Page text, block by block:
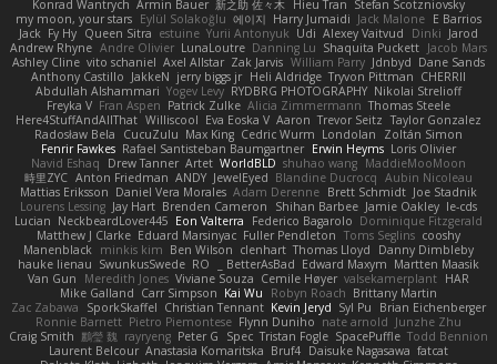
Stefan Scotzniovsky
Hieu Tran
新之助 佐々木
Armin Bauer
Konrad Wantrych
E Barrios
Jack Malone
Harry Jumaidi
에이지
Eylül Solakoğlu
my moon, your stars
Jarod
Dinki
Alexey Vaitvud
Udi
Yurii Antonyuk
estuine
Queen Sitra
Fy Hy
Jack
Jacob Mars
Shaquita Puckett
Danning Lu
LunaLoutre
Andre Olivier
Andrew Rhyne
Dane Sands
Jdnbyd
William Parry
Zak Jarvis
Axel Allstar
vito schaniel
Ashley Cline
CHERRII
Tryvon Pittman
Heli Aldridge
jerry biggs jr
JakkeN
Anthony Castillo
Nikolai Strelioff
RYDBRG PHOTOGRAPHY
Yogev Levy
Abdullah Alshammari
Thomas Steele
Alicia Zimmermann
Patrick Zulke
Fran Aspen
Freyka V
Taylor Gonzalez
Trevor Seitz
Aaron
Eva Eoska V
Williscool
Here4StuffAndAllThat
Zoltán Simon
Londolan
Cedric Wurm
Max King
CucuZulu
Radosław Bela
Loris Olivier
Erwin Heyms
Rafael Santisteban Baumgartner
Fenrir Fawkes
MaddieMooMoon
shuhao wang
WorldBLD
Artet
Drew Tanner
Navid Eshaq
Aubin Nicoleau
Blandine Ducrocq
JewelEyed
ANDY
Anton Friedman
時里ZYC
Joe Stadnik
Brett Schmidt
Adam Derenne
Daniel Vera Morales
Mattias Eriksson
le-cds
Jamie Oakley
Shihan Barbee
Brenden Cameron
Jay Hart
Lourens Lessing
Dominique Fitzgerald
Federico Bagarolo
Eon Valterra
NeckbeardLover445
Lucian
cooshy
Toms Seglins
Fuller Pendleton
Eduard Marsinyac
Matthew J Clarke
Danny Dimbleby
Thomas Lloyd
clenhart
Ben Wilson
minkis kim
Manenblack
Martten Maasik
Edward Maxym
BetterAsBad _
RO
SwunkusSwede
hauke lienau
HAR
valsekamerplant
Cemile Høyer
Viviane Souza
Meredith Jones
Van Gun
Brittany Martin
Robyn Roach
Kai Wu
Carr Simpson
Mike Galland
Brian Eichenberger
Syl Pu
Kevin Jeryd
Christian Tennant
SporkSkaffel
Zac Zabawa
Junzhe Zhu
nate arnold
Flynn Duniho
Pietro Piemontese
Ronnie Barnett
Todd Bennion
SpacePuffle
Tristan Fogle
Spec
Peter G
rayryeng
鸝瑩 魏
Craig Smith
fatcat
Daisuke Nagasawa
Bruf4
Anastasia Komaritska
Laurent Belcour